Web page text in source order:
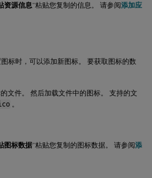
资源信息”粘贴您复制的信息。 请参阅添加应
标时，可以添加新图标。 要获取图标的数
文件。 然后加载文件中的图标。 支持的文
。
图标数据”粘贴您复制的图标数据。 请参阅添